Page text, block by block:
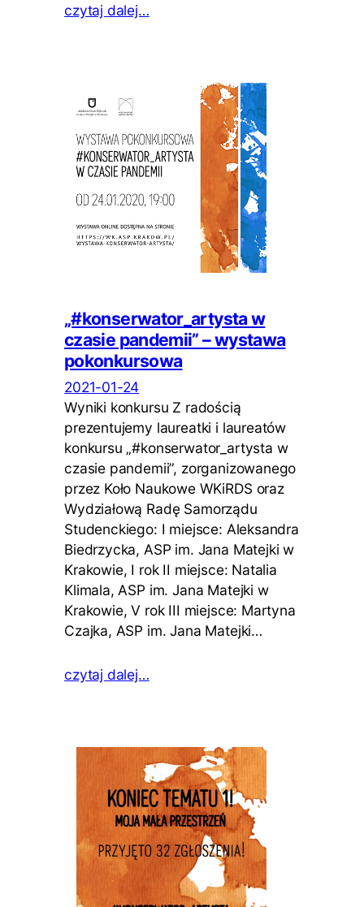
czytaj dalej…
„#konserwator_artysta w
czasie pandemii” – wystawa
pokonkursowa
2021-01-24
Wyniki konkursu Z radością
prezentujemy laureatki i laureatów
konkursu „#konserwator_artysta w
czasie pandemii”, zorganizowanego
przez Koło Naukowe WKiRDS oraz
Wydziałową Radę Samorządu
Studenckiego: I miejsce: Aleksandra
Biedrzycka, ASP im. Jana Matejki w
Krakowie, I rok II miejsce: Natalia
Klimala, ASP im. Jana Matejki w
Krakowie, V rok III miejsce: Martyna
Czajka, ASP im. Jana Matejki…
czytaj dalej…